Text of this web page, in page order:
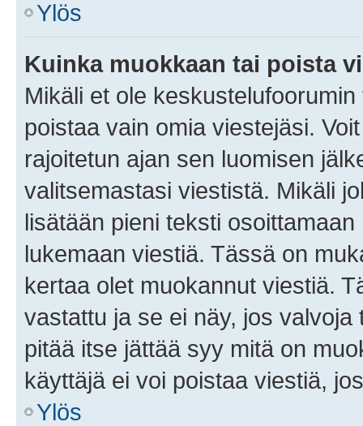
Ylös
Kuinka muokkaan tai poista
Mikäli et ole
poistaa vain omia viestejäsi.
rajoitetun ajan sen luomisen
valitsemastasi viestistä. Mikäli
lisätään pieni teksti
lukemaan viestiä. Tässä on
kertaa olet muokannut viestiä.
vastattu ja se ei näy, jos
pitää itse jättää syy mitä on
käyttäjä ei voi poistaa viestiä,
Ylös